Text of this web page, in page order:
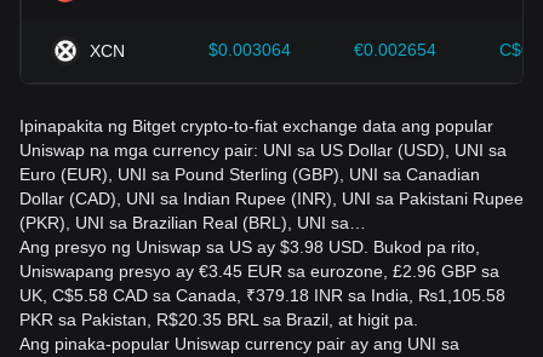
hinaharap sa presyo ng Uniswap at ayusin ang kanilang
XCN $0.003064 €0.002654
Ipinapakita ng Bitget crypto-to-fiat exchange data ang popular
Uniswap na mga currency pair: UNI sa US Dollar (USD), UNI sa
Euro (EUR), UNI sa Pound Sterling (GBP), UNI sa Canadian
Dollar (CAD), UNI sa Indian Rupee (INR), UNI sa Pakistani Rupee
(PKR), UNI sa Brazilian Real (BRL), UNI sa…
Ang presyo ng Uniswap sa US ay $3.98 USD. Bukod pa rito,
Uniswapang presyo ay €3.45 EUR sa eurozone, £2.96 GBP sa
UK, C$5.58 CAD sa Canada, ₹379.18 INR sa India, ₨1,105.58
PKR sa Pakistan, R$20.35 BRL sa Brazil, at higit pa.
Ang pinaka-popular Uniswap currency pair ay ang UNI sa